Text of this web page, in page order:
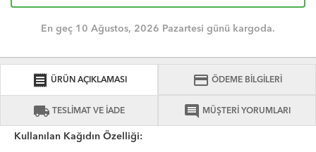
En geç 10 Ağustos, 2026 Pazartesi günü kargoda.
receipt ÜRÜN AÇIKLAMASI credit_card ÖDEME BİLGİLERİ
local_shipping TESLİMAT VE İADE comment MÜŞTERİ YORUMLARI
Kullanılan Kağıdın Özelliği: